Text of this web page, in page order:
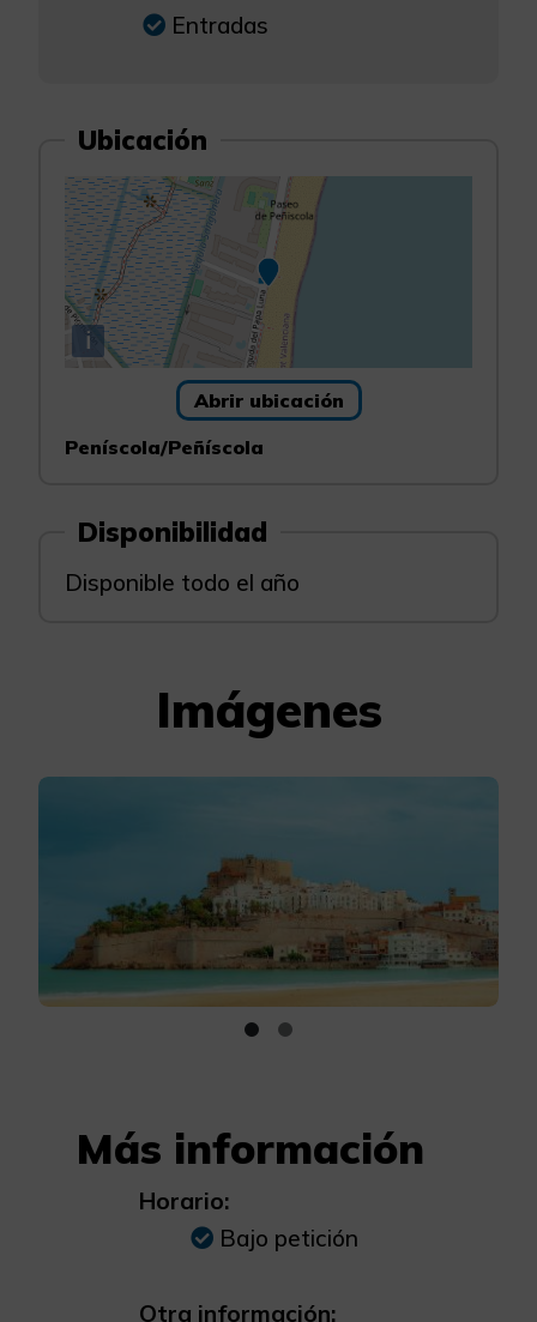
Entradas
Ubicación
i
Abrir ubicación
Peníscola/Peñíscola
Disponibilidad
Disponible todo el año
Imágenes
Más información
Horario:
Bajo petición
Otra información: